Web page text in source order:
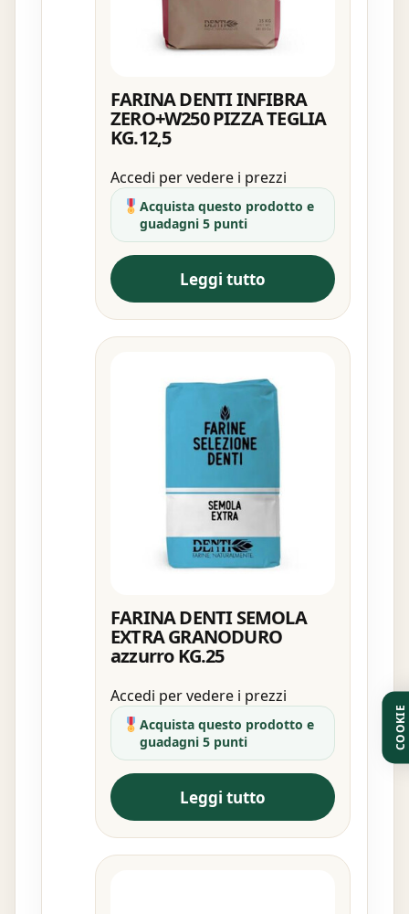
FARINA DENTI INFIBRA
ZERO+W250 PIZZA TEGLIA
KG.12,5
Accedi per vedere i prezzi
Acquista questo prodotto e
guadagni 5 punti
Leggi tutto
FARINA DENTI SEMOLA
EXTRA GRANODURO
azzurro KG.25
Accedi per vedere i prezzi
Acquista questo prodotto e
guadagni 5 punti
Leggi tutto
COOKIE